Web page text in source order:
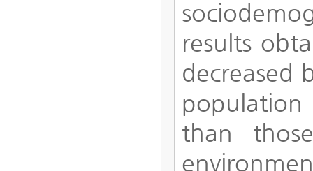
results
decreased
population
than